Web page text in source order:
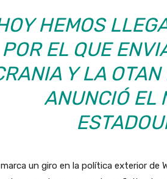
HEMOS
POR EL QUE
Y LA
ANUNCIÓ EL
un giro en la política exterior